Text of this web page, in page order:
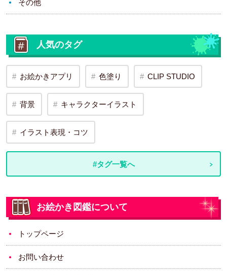
その他
人気のタグ
お絵かきアプリ 色塗り CLIP STUDIO
背景 キャラクターイラスト
イラスト表現・コツ
#タグ一覧へ
お絵かき図鑑について
トップページ
お問い合わせ